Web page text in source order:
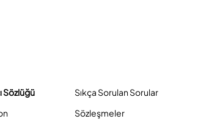
Sözlüğü
Sıkça Sorulan Sorular
Sözleşmeler